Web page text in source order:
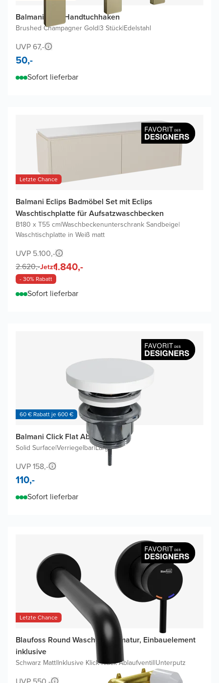
Balmani Amo Handtuchhaken
Brushed Champagner Gold|3 Stück|Edelstahl
UVP 67,-
50,-
Sofort lieferbar
Letzte Chance
Balmani Eclips Badmöbel Set mit Eclips
Waschtischplatte für Aufsatzwaschbecken
B180 x T55 cm|Waschbeckenunterschrank Sandbeige|
Waschtischplatte in Weiß matt
UVP 5.100,-
2.620,-Jetzt1.840,-
- 30% Rabatt
Sofort lieferbar
60 € Rabatt je 600 €
Balmani Click Flat Ablaufventil
Solid Surface|Verriegelbar|Large
UVP 158,-
110,-
Sofort lieferbar
Letzte Chance
Blaufoss Round Waschtischarmatur, Einbauelement
inklusive
Schwarz Matt|Inklusive Klick-Klack Ablaufventil|Unterputz